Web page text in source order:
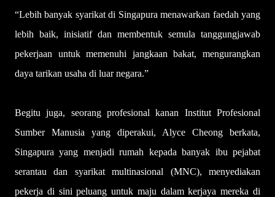
“Lebih banyak syarikat di Singapura menawarkan faedah yang
lebih baik, inisiatif dan membentuk semula tanggungjawab
pekerjaan untuk memenuhi jangkaan bakat, mengurangkan
daya tarikan usaha di luar negara.”
Begitu juga, seorang profesional kanan Institut Profesional
Sumber Manusia yang diperakui, Alyce Cheong berkata,
Singapura yang menjadi rumah kepada banyak ibu pejabat
serantau dan syarikat multinasional (MNC), menyediakan
pekerja di sini peluang untuk maju dalam kerjaya mereka di